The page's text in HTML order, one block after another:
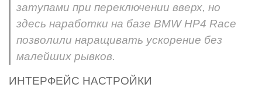
затупами при переключении вверх, но
здесь наработки на базе BMW HP4 Race
позволили наращивать ускорение без
малейших рывков.
ИНТЕРФЕЙС НАСТРОЙКИ